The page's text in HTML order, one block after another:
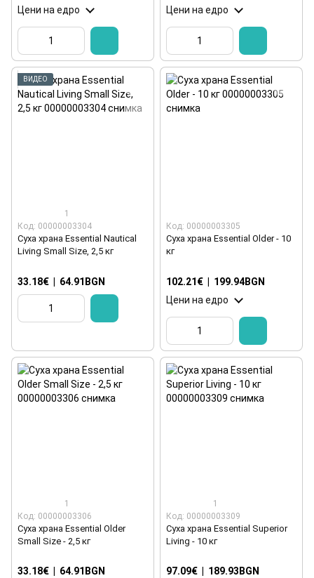
Цени на едро Цени на едро
ВИДЕО
1
Код: 00000003304
Суха храна Essential Nautical
Living Small Size, 2,5 кг
33.18€ 64.91BGN
Код: 00000003305
Суха храна Essential Older - 10
кг
102.21€
199.94BGN
Цени на едро
1
Код: 00000003306
Суха храна Essential Older
Small Size - 2,5 кг
33.18€ 64.91BGN
1
Код: 00000003309
Суха храна Essential Superior
Living - 10 кг
97.09€
189.93BGN